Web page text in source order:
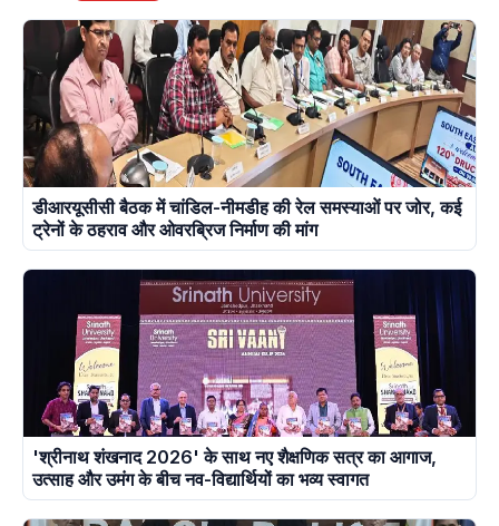
डीआरयूसीसी बैठक में चांडिल-नीमडीह की रेल समस्याओं पर जोर, कई
ट्रेनों के ठहराव और ओवरब्रिज निर्माण की मांग
'श्रीनाथ शंखनाद 2026' के साथ नए शैक्षणिक सत्र का आगाज,
उत्साह और उमंग के बीच नव-विद्यार्थियों का भव्य स्वागत